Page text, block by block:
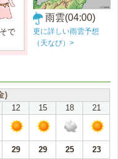
で
雨雲(04:00)
更に詳しい雨雲予想
（天なび）>
)
12 15 18 21
29 29 25
23